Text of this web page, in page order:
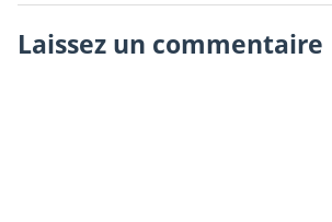
Laissez un commentaire